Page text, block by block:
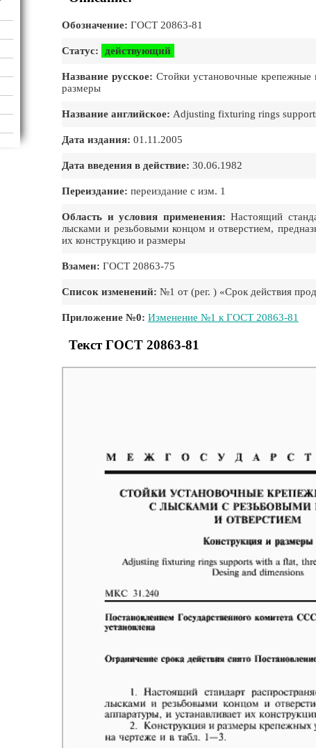
Обозначение: ГОСТ 20863-81
Статус: действующий
Название русское: Стойки установочные
размеры
Название английское: Adjusting fixturing rings
Дата издания: 01.11.2005
Дата введения в действие: 30.06.1982
Переиздание: переиздание с изм. 1
Область и условия применения: Настоящий
лысками и резьбовыми концом и отверстием,
их конструкцию и размеры
Взамен: ГОСТ 20863-75
Список изменений: №1 от (рег. ) «Срок действия
Приложение №0: Изменение №1 к ГОСТ 20863-81
Текст ГОСТ 20863-81